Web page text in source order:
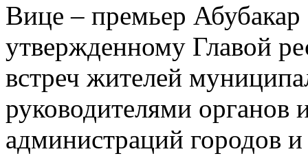
Вице – премьер
утвержденному Главой
встреч жителей
руководителями органов
администраций городов